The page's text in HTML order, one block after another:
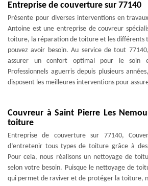
Entreprise de couverture sur 77140
Présente pour diverses interventions en
Antoine est une entreprise de couvreur
toiture, la réparation de toiture et les différents
pouvez avoir besoin. Au service de tout
assurer un confort optimal pour le soin
Professionnels aguerris depuis plusieurs
disposent les meilleures interventions pour
Couvreur à Saint Pierre Les
toiture
Entreprise de couverture sur 77140,
d’entretenir tous types de toiture grâce à
Pour cela, nous réalisons un nettoyage de
selon votre besoin. Puisque le nettoyage de
qui permet de raviver et de protéger la toiture,